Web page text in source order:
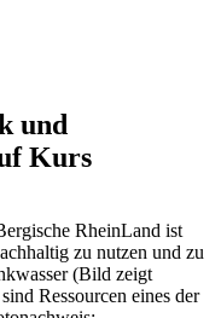
und
Kurs
RheinLand ist
zu nutzen und zu
(Bild zeigt
Ressourcen eines der